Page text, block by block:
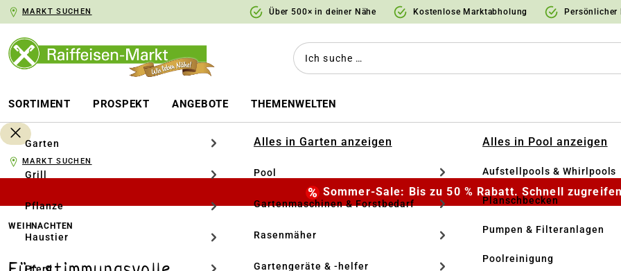
Zur Hauptnavigation springen
MARKT SUCHEN Über 500× in deiner Nähe Kostenlose Marktabholung Persönlicher
SORTIMENT PROSPEKT ANGEBOTE THEMENWELTEN
Garten
Grill
Pflanze
Haustier
Pferd
Alles in Garten anzeigen
Pool
Gartenmaschinen & Forstbedarf
Rasenmäher
Gartengeräte & -helfer
Alles in Pool anzeigen
Aufstellpools & Whirlpools
Planschbecken
Pumpen & Filteranlagen
Poolreinigung
MARKT SUCHEN
Sommer-Sale: Bis zu 50 % Rabatt. Schnell
WEIHNACHTEN